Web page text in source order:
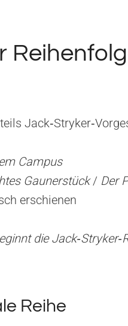
Campus
Gaunerstück/ Der
erschienen
die
Reihe